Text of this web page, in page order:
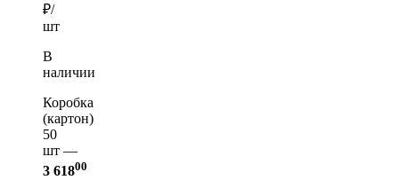
₽/
шт
В
наличии
Коробка
(картон)
50
шт —
3 61800